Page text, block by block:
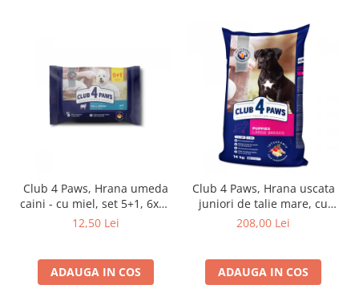
Club 4 Paws, Hrana umeda
caini - cu miel, set 5+1, 6x80
g
12,50 Lei
ADAUGA IN COS
Club 4 Paws, Hrana uscata
juniori de talie mare, cu
pui, 14kg
208,00 Lei
ADAUGA IN COS